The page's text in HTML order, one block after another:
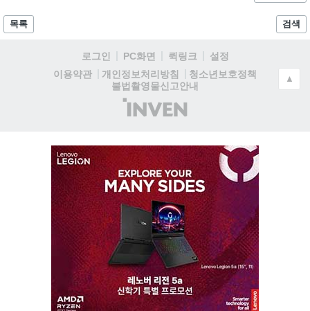
목록 검색
로그인 PC화면 퀵링크
설정
이용약관
개인정보처리방침
청소년보호정책
불법촬영물신고안내
(주)
인
▲